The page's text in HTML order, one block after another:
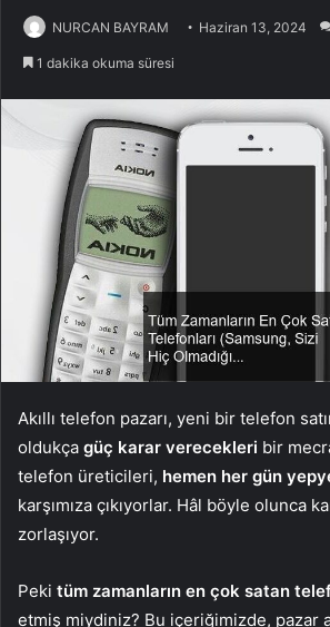
NURCAN BAYRAM Haziran 13, 2024
1 dakika okuma süresi
Akıllı telefon pazarı, yeni bir telefon
oldukça güç karar verecekleri bir
telefon üreticileri, hemen her gün
karşımıza çıkıyorlar. Hâl böyle olunca
zorlaşıyor.
Peki tüm zamanların en çok satan
etmiş miydiniz? Bu içeriğimizde, pazar